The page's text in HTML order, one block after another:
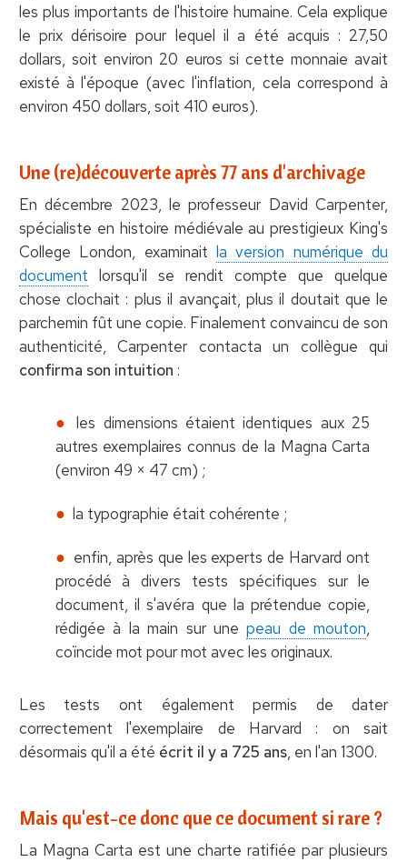
les plus importants de l'histoire humaine. Cela explique
le prix dérisoire pour lequel il a été acquis : 27,50
dollars, soit environ 20 euros si cette monnaie avait
existé à l'époque (avec l'inflation, cela correspond à
environ 450 dollars, soit 410 euros).
Une (re)découverte après 77 ans d'archivage
En décembre 2023, le professeur David Carpenter,
spécialiste en histoire médiévale au prestigieux King's
College London, examinait la version numérique du
document lorsqu'il se rendit compte que quelque
chose clochait : plus il avançait, plus il doutait que le
parchemin fût une copie. Finalement convaincu de son
authenticité, Carpenter contacta un collègue qui
confirma son intuition :
les dimensions étaient identiques aux 25
autres exemplaires connus de la Magna Carta
(environ 49 × 47 cm) ;
la typographie était cohérente ;
enfin, après que les experts de Harvard ont
procédé à divers tests spécifiques sur le
document, il s'avéra que la prétendue copie,
rédigée à la main sur unepeau de mouton,
coïncide mot pour mot avec les originaux.
Les tests ont également permis de dater
correctement l'exemplaire de Harvard : on sait
désormais qu'il a été écrit il y a 725 ans, en l'an 1300.
Mais qu'est-ce donc que ce document si rare ?
La Magna Carta est une charte ratifiée par plusieurs